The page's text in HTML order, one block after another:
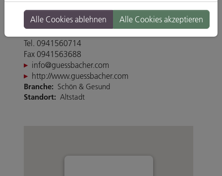
Malergasse 8, 93047 Regensburg
Tel. 0941560714
Fax 0941563688
info@guessbacher.com
http://www.guessbacher.com
Branche: Schön & Gesund
Standort: Altstadt
Alle Cookies ablehnen Alle Cookies akzeptieren